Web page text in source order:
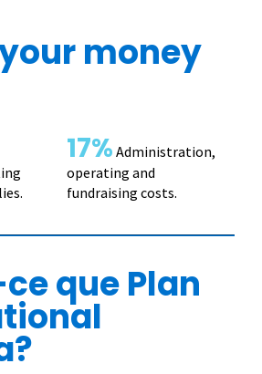
money
17% Administration,
operating and
fundraising costs.
que Plan